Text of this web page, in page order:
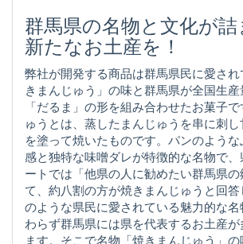
群馬県の名物と文化が詰
新たなお土産を！
弊社が開発する商品は群馬県民に愛さ
きまんじゅう」の味と群馬県が全国生
「だるま」の形を組み合わせたお菓子
ゅうとは、蒸したまんじゅうを串に刺
を塗って焼いたものです。パンのよう
感と独特な味噌ダレが特徴的な名物で
ートでは「他県の人に勧めたい群馬県の
て、約八割の方が焼きまんじゅうと回
のような県民に愛されている魅力的な
わらず群馬県には県を代表するお土産
ます。そこで名物「焼きまんじゅう」